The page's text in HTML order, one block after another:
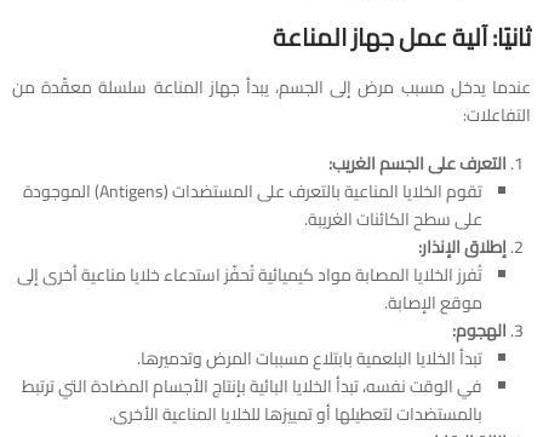
ثانيًا: آلية عمل جهاز المناعة
عندما يدخل مسبب مرض إلى الجسم، يبدأ جهاز المناعة سلسلة معقّدة من
التفاعلات:
التعرف على الجسم الغريب:
تقوم الخلايا المناعية بالتعرف على المستضدات (Antigens) الموجودة
على سطح الكائنات الغريبة.
إطلاق الإنذار:
تُفرز الخلايا المصابة مواد كيميائية تُحفّز استدعاء خلايا مناعية أخرى إلى
موقع الإصابة.
الهجوم:
تبدأ الخلايا البلعمية بابتلاع مسببات المرض وتدميرها.
في الوقت نفسه، تبدأ الخلايا البائية بإنتاج الأجسام المضادة التي ترتبط
بالمستضدات لتعطيلها أو تمييزها للخلايا المناعية الأخرى.